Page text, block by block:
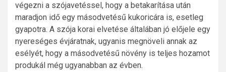
végezni a szójavetéssel, hogy a betakarítása után
maradjon idő egy másodvetésű kukoricára is, esetleg
gyapotra. A szója korai elvetése általában jó előjele egy
nyereséges évjáratnak, ugyanis megnöveli annak az
esélyét, hogy a másodvetésű növény is teljes hozamot
produkál még ugyanabban az évben.